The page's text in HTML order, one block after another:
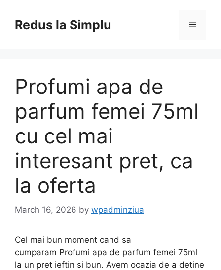
contentRedus la Simplu Menu
Profumi apa de
parfum femei 75ml
cu cel mai
interesant pret, ca
la oferta
March 16, 2026 by wpadminziua
Cel mai bun moment cand sa
cumparam Profumi apa de parfum femei 75ml
la un pret ieftin si bun. Avem ocazia de a detine